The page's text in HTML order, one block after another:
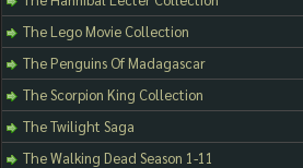
The Lego Movie Collection
The Penguins Of Madagascar
The Scorpion King Collection
The Twilight Saga
The Walking Dead Season 1-11